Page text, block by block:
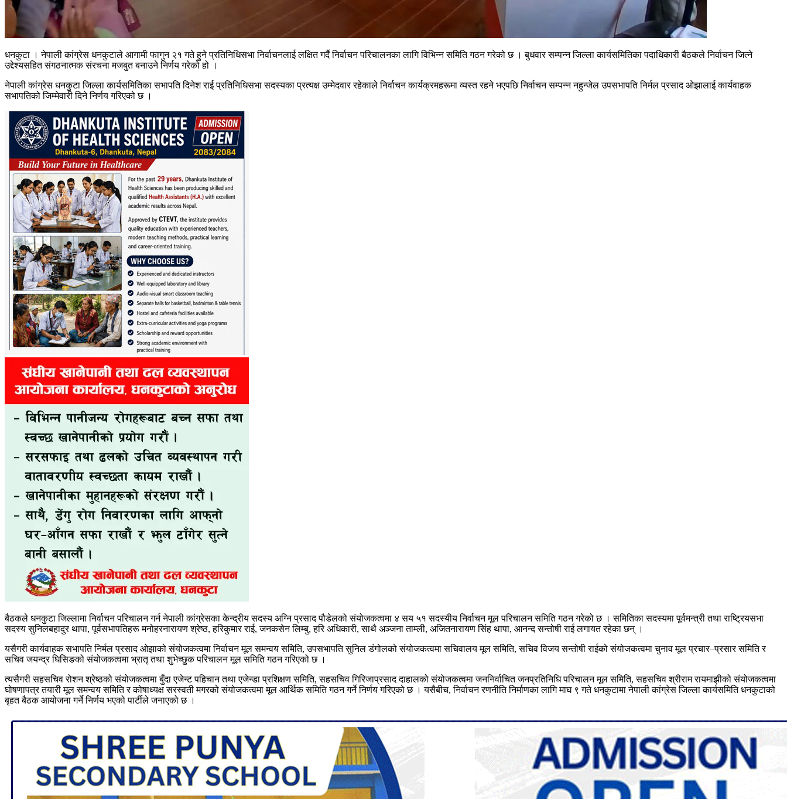
धनकुटा । नेपाली कांग्रेस धनकुटाले आगामी फागुन २१ गते हुने प्रतिनिधिसभा निर्वाचनलाई लक्षित गर्दै निर्वाचन परिचालनका लागि विभिन्न समिति गठन गरेको छ । बुधवार सम्पन्न जिल्ला कार्यसमितिका पदाधिकारी बैठकले निर्वाचन जित्ने
उद्देश्यसहित संगठनात्मक संरचना मजबुत बनाउने निर्णय गरेको हो ।
नेपाली कांग्रेस धनकुटा जिल्ला कार्यसमितिका सभापति दिनेश राई प्रतिनिधिसभा सदस्यका प्रत्यक्ष उम्मेदवार रहेकाले निर्वाचन कार्यक्रमहरूमा व्यस्त रहने भएपछि निर्वाचन सम्पन्न नहुन्जेल उपसभापति निर्मल प्रसाद ओझालाई कार्यवाहक
सभापतिको जिम्मेवारी दिने निर्णय गरिएको छ ।
बैठकले धनकुटा जिल्लामा निर्वाचन परिचालन गर्न नेपाली कांग्रेसका केन्द्रीय सदस्य अग्नि प्रसाद पौडेलको संयोजकत्वमा ४ सय ५१ सदस्यीय निर्वाचन मूल परिचालन समिति गठन गरेको छ । समितिका सदस्यमा पूर्वमन्त्री तथा राष्ट्रियसभा
सदस्य सुनिलबहादुर थापा, पूर्वसभापतिहरू मनोहरनारायण श्रेष्ठ, हरिकुमार राई, जनकसेन लिम्बु, हरि अधिकारी, साथै अञ्जना ताम्ली, अजितनारायण सिंह थापा, आनन्द सन्तोषी राई लगायत रहेका छन् ।
यसैगरी कार्यवाहक सभापति निर्मल प्रसाद ओझाको संयोजकत्वमा निर्वाचन मूल समन्वय समिति, उपसभापति सुनिल डंगोलको संयोजकत्वमा सचिवालय मूल समिति, सचिव विजय सन्तोषी राईको संयोजकत्वमा चुनाव मूल प्रचार–प्रसार समिति र
सचिव जयन्द्र घिसिङको संयोजकत्वमा भ्रातृ तथा शुभेच्छुक परिचालन मूल समिति गठन गरिएको छ ।
त्यसैगरी सहसचिव रोशन श्रेष्ठको संयोजकत्वमा बुँदा एजेन्ट पहिचान तथा एजेन्डा प्रशिक्षण समिति, सहसचिव गिरिजाप्रसाद दाहालको संयोजकत्वमा जननिर्वाचित जनप्रतिनिधि परिचालन मूल समिति, सहसचिव श्रीराम रायमाझीको संयोजकत्वमा
घोषणापत्र तयारी मूल समन्वय समिति र कोषाध्यक्ष सरस्वती मगरको संयोजकत्वमा मूल आर्थिक समिति गठन गर्ने निर्णय गरिएको छ । यसैबीच, निर्वाचन रणनीति निर्माणका लागि माघ ९ गते धनकुटामा नेपाली कांग्रेस जिल्ला कार्यसमिति धनकुटाको
बृहत बैठक आयोजना गर्ने निर्णय भएको पार्टीले जनाएको छ ।